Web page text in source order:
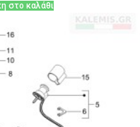
στο καλάθι